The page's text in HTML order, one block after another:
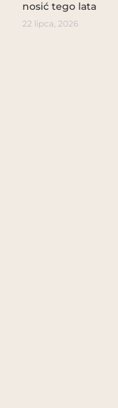
nosić tego lata
22 lipca, 2026